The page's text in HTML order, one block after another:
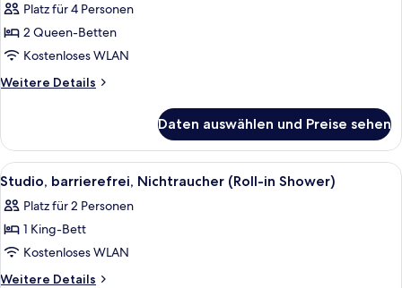
Shower)
2 Queen-
Betten,
barrierefrei,
Nichtraucher
Platz für 4 Personen
2 Queen-Betten
Kostenloses WLAN
Weitere Details
Weitere
2 Queen-
Betten,
barrierefrei,
(Hearing)
Daten auswählen und Preise sehen
Alle
Fotos
für
Studio,
barrierefrei,
Nichtraucher
Ein ordentlich bezogenes Bett mit
8
Studio, barrierefrei, Nichtraucher (Roll-in Shower)
Platz für 2 Personen
1 King-Bett
Kostenloses WLAN
Weitere Details
Weitere